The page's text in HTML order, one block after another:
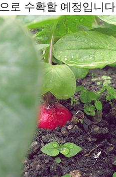
로 수확할 예정입니